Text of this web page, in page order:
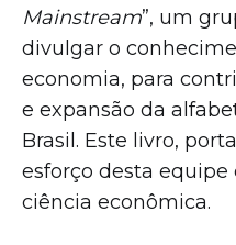
Mainstream”, um
divulgar o
economia, para
e expansão da
Brasil. Este livro,
esforço desta
ciência econômica.